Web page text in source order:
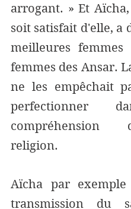
arrogant. » Et
soit satisfait d'elle, a
meilleures femmes
femmes des Ansar.
ne les empêchait
perfectionner
religion.
Aïcha par
transmission du